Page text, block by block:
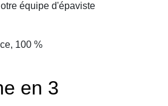
équipe d'épaviste
100 %
en 3